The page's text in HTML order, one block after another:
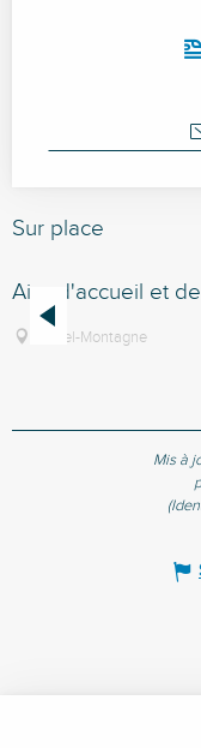
Sur place
Aire d'accueil et
Châtel-Montagne
Mis à